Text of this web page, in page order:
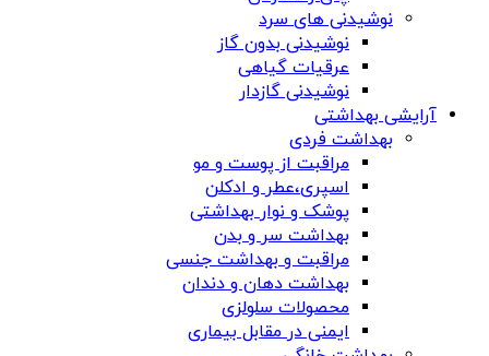
نوشیدنی های سرد
نوشیدنی بدون گاز
عرقیات گیاهی
نوشیدنی گازدار
آرایشی بهداشتی
بهداشت فردی
مراقبت از پوست و مو
اسپری،عطر و ادکلن
پوشک و نوار بهداشتی
بهداشت سر و بدن
مراقبت و بهداشت جنسی
بهداشت دهان و دندان
محصولات سلولزی
ایمنی در مقابل بیماری